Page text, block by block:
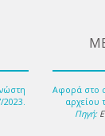
2023.
Αφορά στο
αρχείου
Πηγή: